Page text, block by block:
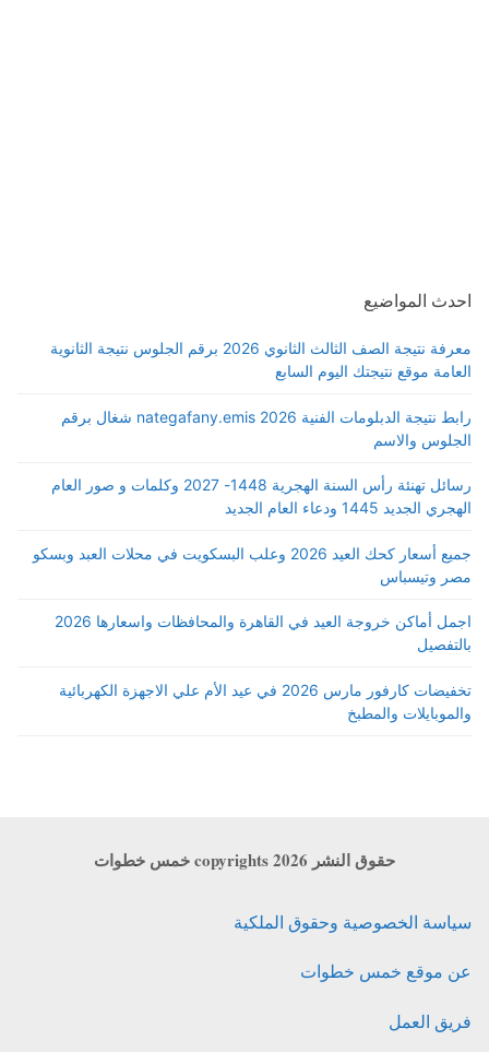
احدث المواضيع
معرفة نتيجة الصف الثالث الثانوي 2026 برقم الجلوس نتيجة الثانوية
العامة موقع نتيجتك اليوم السابع
رابط نتيجة الدبلومات الفنية 2026 nategafany.emis شغال برقم
الجلوس والاسم
رسائل تهنئة رأس السنة الهجرية 1448- 2027 وكلمات و صور العام
الهجري الجديد 1445 ودعاء العام الجديد
جميع أسعار كحك العيد 2026 وعلب البسكويت في محلات العبد وبسكو
مصر وتيسباس
اجمل أماكن خروجة العيد في القاهرة والمحافظات واسعارها 2026
بالتفصيل
تخفيضات كارفور مارس 2026 في عيد الأم علي الاجهزة الكهربائية
والموبايلات والمطبخ
حقوق النشر copyrights 2026 خمس خطوات
سياسة الخصوصية وحقوق الملكية
عن موقع خمس خطوات
فريق العمل